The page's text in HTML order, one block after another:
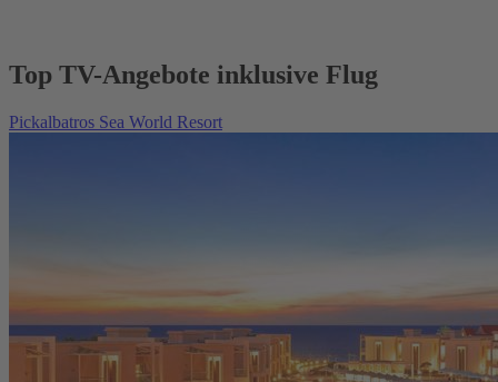
Top TV-Angebote inklusive Flug
Pickalbatros Sea World Resort